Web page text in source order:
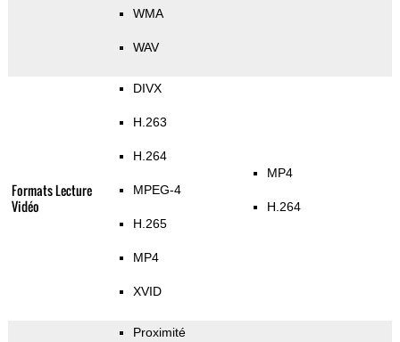
WMA
WAV
Formats Lecture
Vidéo
DIVX
H.263
H.264
MPEG-4
H.265
MP4
XVID
MP4
H.264
Proximité